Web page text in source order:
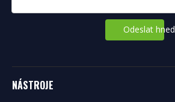
Odeslat hned
NÁSTROJE